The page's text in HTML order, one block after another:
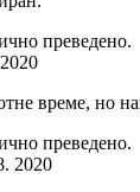
преведено.
време, но
преведено.
2020